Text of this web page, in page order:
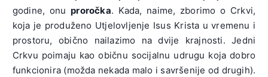
godine, onuproročka. Kada, naime, zborimo o Crkvi,
koja je produženo Utjelovljenje Isus Krista u vremenu i
prostoru, obično nailazimo na dvije krajnosti. Jedni
Crkvu poimaju kao običnu socijalnu udrugu koja dobro
funkcionira (možda nekada malo i savršenije od drugih).